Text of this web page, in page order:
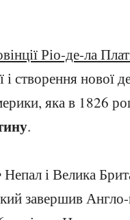
Ріо-де-ла
і створення
яка в 1826
.
Непал і Велика
завершив